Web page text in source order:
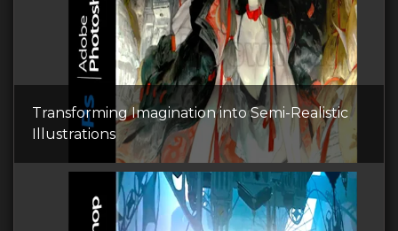
Transforming Imagination into Semi-Realistic
Illustrations